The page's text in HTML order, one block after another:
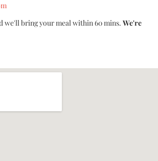
we'll bring your meal within 60 mins. We're